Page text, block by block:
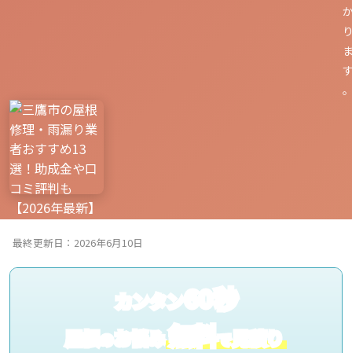
最終更新日：2026年6月10日
カンタン60秒
屋根のお悩み無料で見積り